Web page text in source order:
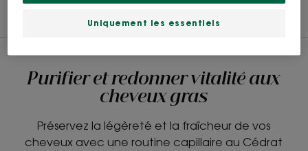
PURIFIER ET REDONNER VITALITÉ
Purifier et redonner vitalité aux
cheveux gras
Préservez la légèreté et la fraîcheur de vos
cheveux avec une routine capillaire au Cédrat
Uniquement les essentiels